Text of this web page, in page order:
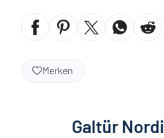
Merken
Galtür